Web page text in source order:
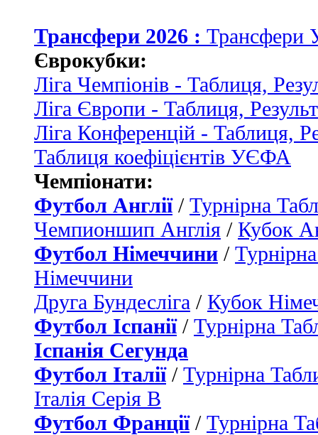
Трансфери 2026 : Трансфери
Єврокубки:
Ліга Чемпіонів - Таблиця,
Ліга Європи - Таблиця,
Ліга Конференцій - Таблиця,
Таблиця коефіцієнтів УЄФА
Чемпіонати:
Футбол Англії/ Турнірна
Чемпионшип Англія / Кубок
Футбол Німеччини /
Німеччини
Друга Бундесліга / Кубок
Футбол Іспанії/ Турнірна
Іспанія Сегунда
Футбол Італії/ Турнірна
Італія Серія B
Футбол Франції/ Турнірна